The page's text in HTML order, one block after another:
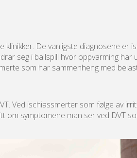
De vanligste diagnosene
seg i ballspill hvor oppvarming
som har sammenheng med
Ved ischiassmerter som følge av
om symptomene man ser ved DVT